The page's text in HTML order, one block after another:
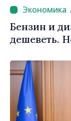
Бензин и
дешеветь.